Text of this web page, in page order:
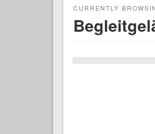
CURRENTLY